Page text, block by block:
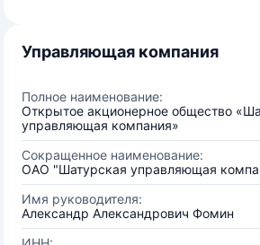
Управляющая компания
Полное наименование:
Открытое акционерное общество
управляющая компания»
Сокращенное наименование:
ОАО "Шатурская управляющая
Имя руководителя:
Александр Александрович Фомин